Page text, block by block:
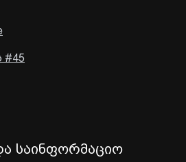
#45
საინფორმაციო